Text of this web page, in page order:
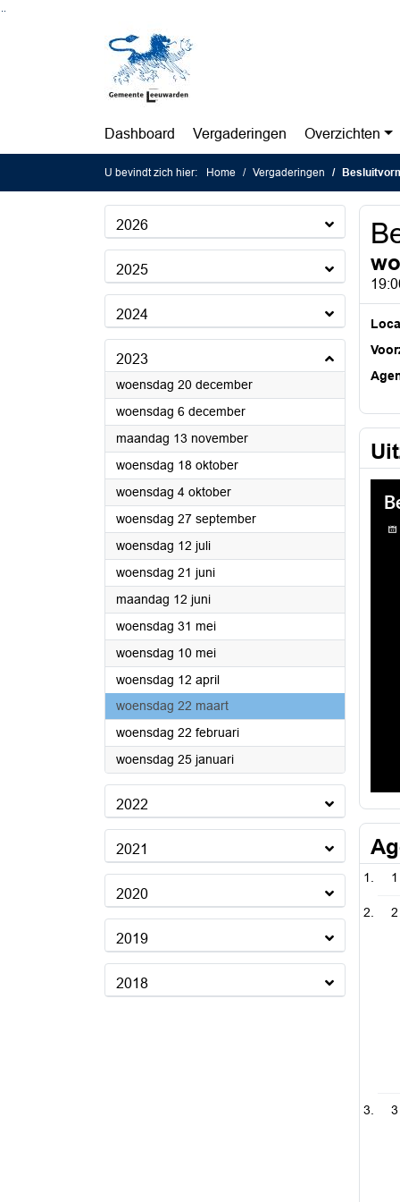
Dashboard Vergaderingen Overzichten
U bevindt zich hier: Home Vergaderingen
2026
2025
2024
2023
woensdag 20 december2023
woensdag 6 december2023
maandag 13 november2023
woensdag 18 oktober2023
woensdag 4 oktober2023
woensdag 27 september2023
woensdag 12 juli2023
woensdag 21 juni2023
maandag 12 juni2023
woensdag 31 mei2023
woensdag 10 mei2023
woensdag 12 april2023
woensdag 22 maart2023
woensdag 22 februari2023
woensdag 25 januari2023
2022
2021
2020
2019
2018
1
2
3